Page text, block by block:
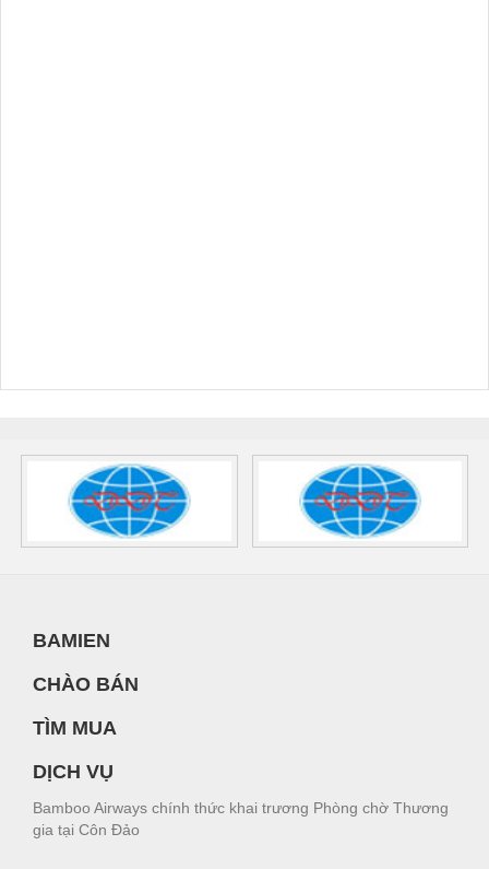
BAMIEN
CHÀO BÁN
TÌM MUA
DỊCH VỤ
Bamboo Airways chính thức khai trương Phòng chờ Thương
gia tại Côn Đảo